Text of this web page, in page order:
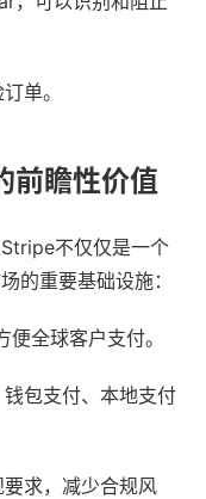
单。
前瞻性价值
不仅仅是一个
的重要基础设施：
全球客户支付。
包支付、本地支付
求，减少合规风